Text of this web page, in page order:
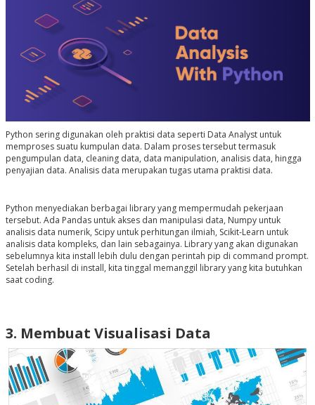
Python sering digunakan oleh praktisi data seperti Data Analyst untuk
memproses suatu kumpulan data. Dalam proses tersebut termasuk
pengumpulan data, cleaning data, data manipulation, analisis data, hingga
penyajian data. Analisis data merupakan tugas utama praktisi data.
Python menyediakan berbagai library yang mempermudah pekerjaan
tersebut. Ada Pandas untuk akses dan manipulasi data, Numpy untuk
analisis data numerik, Scipy untuk perhitungan ilmiah, Scikit-Learn untuk
analisis data kompleks, dan lain sebagainya. Library yang akan digunakan
sebelumnya kita install lebih dulu dengan perintah pip di command prompt.
Setelah berhasil di install, kita tinggal memanggil library yang kita butuhkan
saat coding.
3. Membuat Visualisasi Data